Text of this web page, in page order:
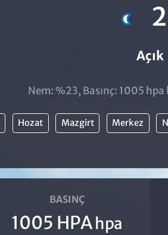
Açık
Nem: %23, Basınç: 1005
Hozat Mazgirt Merkez
BASINÇ
1005 HPA hpa